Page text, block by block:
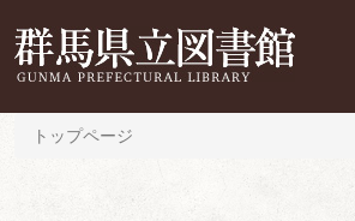
トップページ